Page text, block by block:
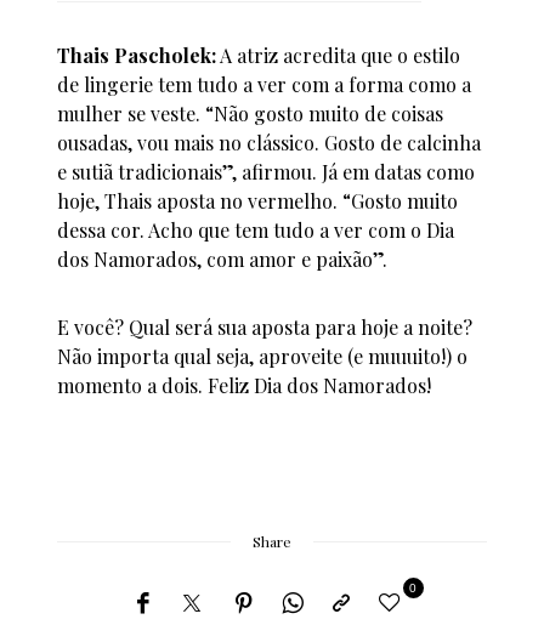
Thais Pascholek:A atriz acredita que o estilo
de lingerie tem tudo a ver com a forma como a
mulher se veste. “Não gosto muito de coisas
ousadas, vou mais no clássico. Gosto de calcinha
e sutiã tradicionais”, afirmou. Já em datas como
hoje, Thais aposta no vermelho. “Gosto muito
dessa cor. Acho que tem tudo a ver com o Dia
dos Namorados, com amor e paixão”.
E você? Qual será sua aposta para hoje a noite?
Não importa qual seja, aproveite (e muuuito!) o
momento a dois. Feliz Dia dos Namorados!
Share
0